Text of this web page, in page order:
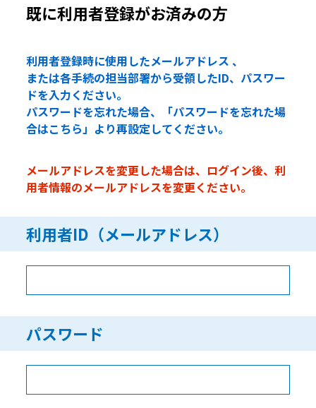
既に利用者登録がお済みの方
利用者登録時に使用したメールアドレス 、
または各手続の担当部署から受領したID、パスワー
ドを入力ください。
パスワードを忘れた場合、「パスワードを忘れた場
合はこちら」より再設定してください。
メールアドレスを変更した場合は、ログイン後、利
用者情報のメールアドレスを変更ください。
利用者ID（メールアドレス）
パスワード